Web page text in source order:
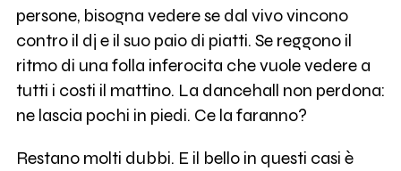
persone, bisogna vedere se dal vivo vincono
contro il dj e il suo paio di piatti. Se reggono il
ritmo di una folla inferocita che vuole vedere a
tutti i costi il mattino. La dancehall non perdona:
ne lascia pochi in piedi. Ce la faranno?
Restano molti dubbi. E il bello in questi casi è